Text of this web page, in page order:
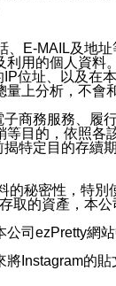
E-MAIL及地
用的個人資料。
位址、以及
上分析，不會
商務服務、
目的，依照各
特定目的存續
秘密性，特
的資產，本
司ezPretty網
Instagram的